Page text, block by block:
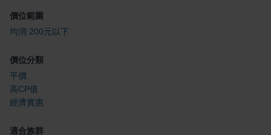
價位範圍
均消 200元以下
價位分類
平價
高CP值
經濟實惠
適合族群